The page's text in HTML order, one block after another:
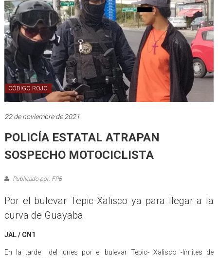
CÓDIGO ROJO
22 de noviembre de 2021
POLICÍA ESTATAL ATRAPAN
SOSPECHO MOTOCICLISTA
Publicado por: FPB
Por el bulevar Tepic-Xalisco ya para llegar a la
curva de Guayaba
JAL / CN1
En la tarde del lunes por el bulevar Tepic- Xalisco -límites de